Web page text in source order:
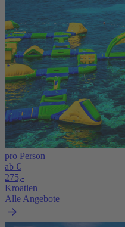
pro Person
ab €
275,-
Kroatien
Alle Angebote